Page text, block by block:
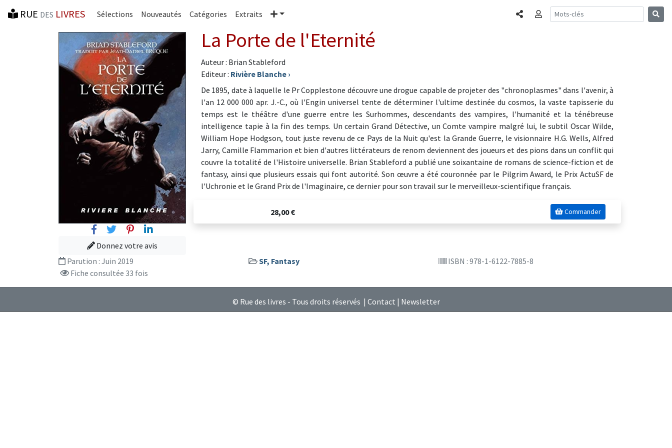
RUE DES LIVRES Sélections Nouveautés Catégories Extraits Plus PartagerConnexion
FacebookTwitterPinterest
Linkedin
Donnez votre avis
La Porte de l'Eternité
Auteur : Brian Stableford
Editeur : Rivière Blanche ›
De 1895, date à laquelle le Pr Copplestone découvre une drogue capable de projeter des "chronoplasmes" dans l'avenir, à
l'an 12 000 000 apr. J.-C., où l'Engin universel tente de déterminer l'ultime destinée du cosmos, la vaste tapisserie du
temps est le théâtre d'une guerre entre les Surhommes, descendants des vampires, l'humanité et la ténébreuse
intelligence tapie à la fin des temps. Un certain Grand Détective, un Comte vampire malgré lui, le subtil Oscar Wilde,
William Hope Hodgson, tout juste revenu de ce Pays de la Nuit qu'est la Grande Guerre, le visionnaire H.G. Wells, Alfred
Jarry, Camille Flammarion et bien d'autres littérateurs de renom deviennent des joueurs et des pions dans un conflit qui
couvre la totalité de l'Histoire universelle. Brian Stableford a publié une soixantaine de romans de science-fiction et de
fantasy, ainsi que plusieurs essais qui font autorité. Son œuvre a été couronnée par le Pilgrim Award, le Prix ActuSF de
l'Uchronie et le Grand Prix de l'Imaginaire, ce dernier pour son travail sur le merveilleux-scientifique français.
28,00 € Commander
Parution : Juin 2019 SF, Fantasy
ISBN : 978-1-6122-7885-8
Fiche consultée 33 fois
© Rue des livres - Tous droits réservés | Contact | Newsletter